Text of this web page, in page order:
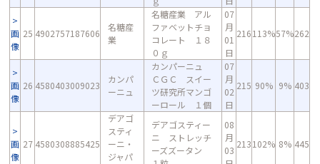
画
像
25 4902757187606
名糖産
業
名糖産業 アル
ファベットチョ
コレート １８
０ｇ
07
月
01
日
216113%57%262
画
像
26 4580403009023
カンパ
ーニュ
カンパーニュ
ＣＧＣ スイー
ツ研究所マンゴ
ーロール １個
07
月
02
日
215 90% 9% 403
画
像
27 4580308885425
デアゴ
スティ
ーニ・
ジャパ
デアゴスティー
ニ ストレッチ
ーズズータン
08
月
03
213102% 8% 445